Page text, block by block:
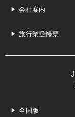
会社案内
旅行業登録票
全国版